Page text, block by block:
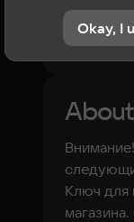
Ключ для
Okay, I